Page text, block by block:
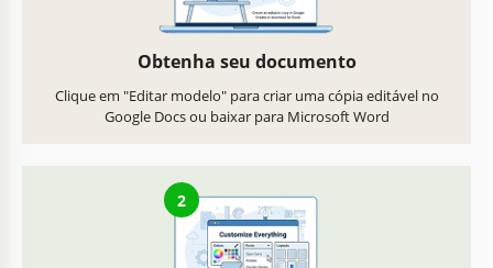
Obtenha seu documento
Clique em "Editar modelo" para criar uma cópia editável no
Google Docs ou baixar para Microsoft Word
2